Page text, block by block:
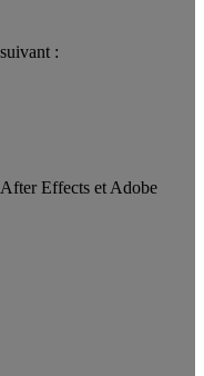
:
Effects et Adobe